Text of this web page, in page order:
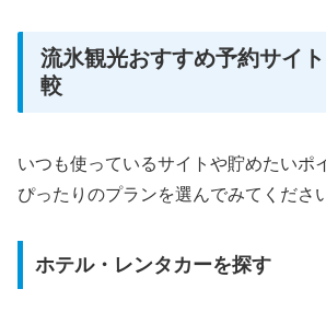
流氷観光おすすめ予約サイ
較
いつも使っているサイトや貯めたいポ
ぴったりのプランを選んでみてくださ
ホテル・レンタカーを探す